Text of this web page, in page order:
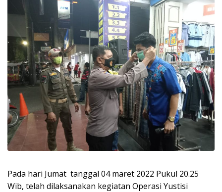
Pada hari Jumat tanggal 04 maret 2022 Pukul 20.25
Wib, telah dilaksanakan kegiatan Operasi Yustisi